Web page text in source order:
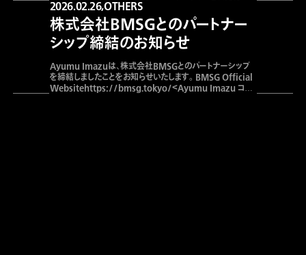
付開始3. 公式ウェブサイト・スタッフSNSの開設 ┗
Ayumu Imazu Official Websiteリニューアル ┗ 各種
SNSリンクまとめ 1. ファンコミュニティアプリ「B wi
2026.02.26,OTHERS
株式会社BMSGとのパートナー
シップ締結のお知らせ
Ayumu Imazuは、株式会社BMSGとのパートナーシップ
を締結しましたことをお知らせいたします。BMSG Official
Websitehttps://bmsg.tokyo/＜Ayumu Imazu コメ